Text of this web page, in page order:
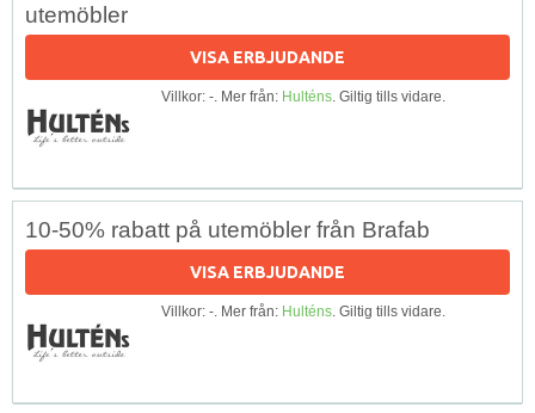
utemöbler
VISA ERBJUDANDE
Villkor: -. Mer från: Hulténs. Giltig tills vidare.
10-50% rabatt på utemöbler från Brafab
VISA ERBJUDANDE
Villkor: -. Mer från: Hulténs. Giltig tills vidare.